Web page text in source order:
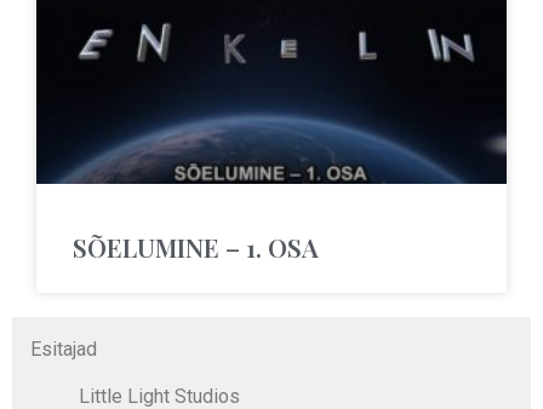
Esitajad
Little Light Studios
SÕELUMINE – 1. OSA